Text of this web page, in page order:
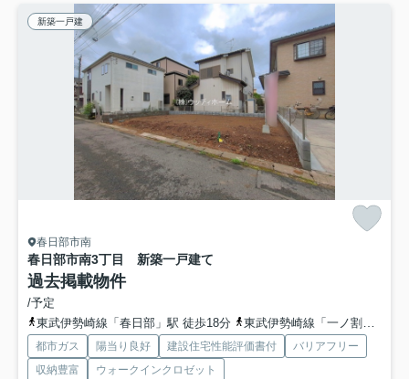
新築一戸建
春日部市南
春日部市南3丁目 新築一戸建て
過去掲載物件
/予定
東武伊勢崎線「春日部」駅 徒歩18分
東武伊勢崎線「一ノ割」駅 徒歩15分
都市ガス 陽当り良好 建設住宅性能評価書付
バリアフリー
収納豊富
ウォークインクロゼット